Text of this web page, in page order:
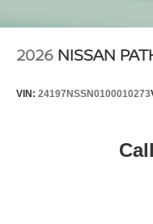
2026 NISSAN
VIN: 24197NSSN0100010273